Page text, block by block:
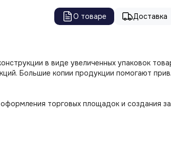
О товаре Доставка
в виде увеличенных упаковок
Большие копии продукции помогают
торговых площадок и создания